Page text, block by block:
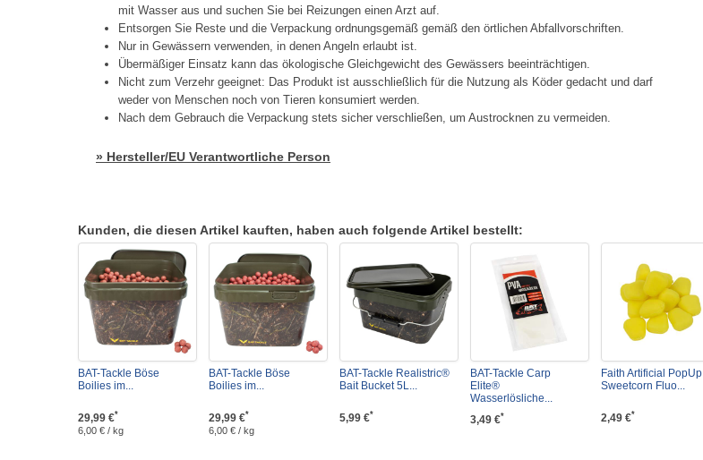
mit Wasser aus und suchen Sie bei Reizungen einen Arzt auf.
Entsorgen Sie Reste und die Verpackung ordnungsgemäß gemäß den örtlichen Abfallvorschriften.
Nur in Gewässern verwenden, in denen Angeln erlaubt ist.
Übermäßiger Einsatz kann das ökologische Gleichgewicht des Gewässers beeinträchtigen.
Nicht zum Verzehr geeignet: Das Produkt ist ausschließlich für die Nutzung als Köder gedacht und darf
weder von Menschen noch von Tieren konsumiert werden.
Nach dem Gebrauch die Verpackung stets sicher verschließen, um Austrocknen zu vermeiden.
» Hersteller/EU Verantwortliche Person
Kunden, die diesen Artikel kauften, haben auch folgende Artikel bestellt:
BAT-Tackle Böse
Boilies im...
29,99 €*
6,00 € / kg
BAT-Tackle Böse
Boilies im...
29,99 €*
6,00 € / kg
BAT-Tackle Realistric®
Bait Bucket 5L...
5,99 €*
BAT-Tackle Carp
Elite®
Wasserlösliche...
3,49 €*
Faith Artificial PopUp
Sweetcorn Fluo...
2,49 €*